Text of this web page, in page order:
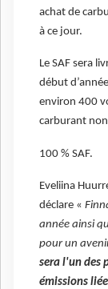
achat de
à ce jour.
Le SAF sera
début
environ 400
carburant
100 % SAF.
Eveliina
déclare «
année ainsi
pour un
sera l'un des
émissions